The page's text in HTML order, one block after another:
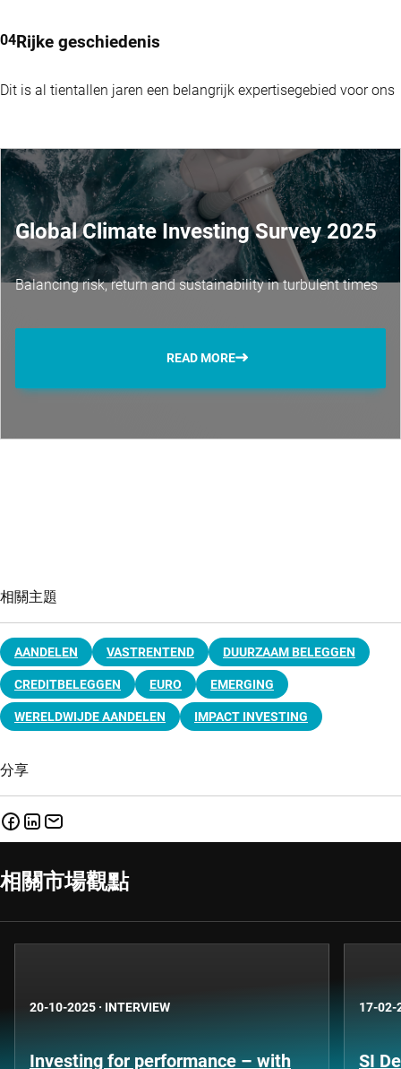
過去的表現並不能保證將來的業續。投資價值可能會波動。
以交易價格為基準。
Rijke geschiedenis
Dit is al tientallen jaren een belangrijk expertisegebied voor ons
Global Climate Investing Survey 2025
Balancing risk, return and sustainability in turbulent times
READ MORE
相關主題
AANDELEN VASTRENTEND DUURZAAM BELEGGEN
CREDITBELEGGEN EURO EMERGING
WERELDWIJDE AANDELEN IMPACT INVESTING
分享
相關市場觀點
20-10-2025 · INTERVIEW
Investing for performance – with
17-02-
SI